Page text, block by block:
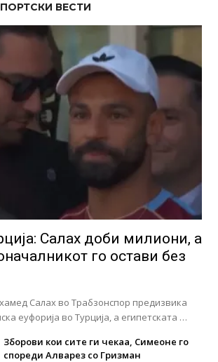
ВЕСТИ
Салах доби милиони, а
го остави без
Салах во Трабзонспор предизвика
еуфорија во Турција, а египетската …
Зборови кои сите ги чекаа, Симеоне го
спореди Алварез со Гризман